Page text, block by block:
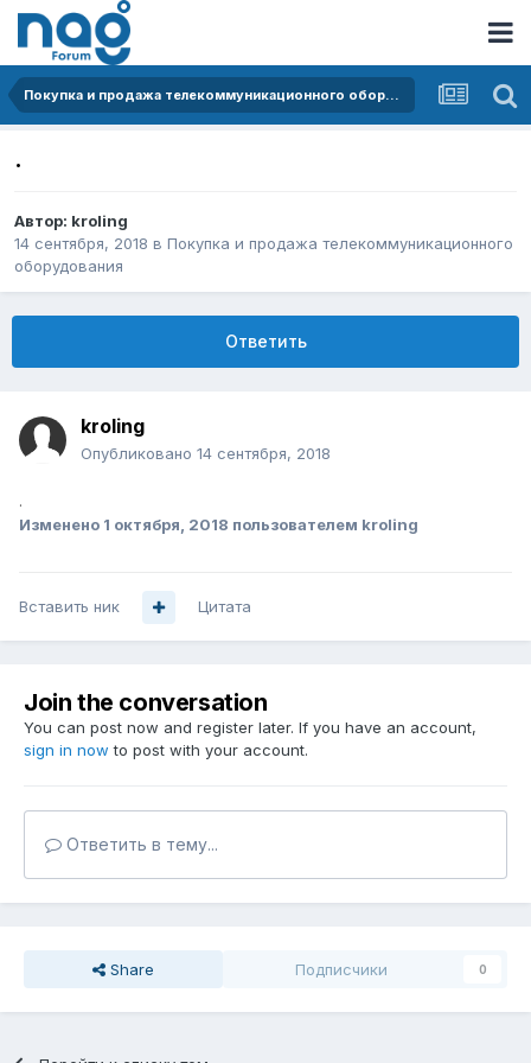
Покупка и продажа телекоммуникационного оборудования
.
Автор: kroling
14 сентября, 2018 в Покупка и продажа телекоммуникационного
оборудования
Ответить
kroling
Опубликовано 14 сентября, 2018
.
Изменено 1 октября, 2018 пользователем kroling
Вставить ник Цитата
Join the conversation
You can post now and register later. If you have an account,
sign in now to post with your account.
Ответить в тему...
Share Подписчики 0